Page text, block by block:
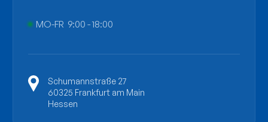
MO-FR 9:00 - 18:00
Schumannstraße 27
60325 Frankfurt am Main
Hessen